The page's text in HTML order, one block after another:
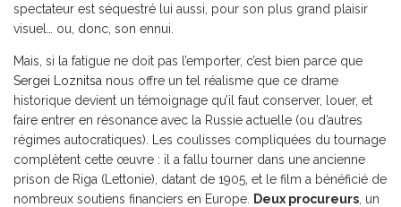
spectateur est séquestré lui aussi, pour son plus grand plaisir
visuel… ou, donc, son ennui.
Mais, si la fatigue ne doit pas l’emporter, c’est bien parce que
Sergei Loznitsa nous offre un tel réalisme que ce drame
historique devient un témoignage qu’il faut conserver, louer, et
faire entrer en résonance avec la Russie actuelle (ou d’autres
régimes autocratiques). Les coulisses compliquées du tournage
complètent cette œuvre : il a fallu tourner dans une ancienne
prison de Riga (Lettonie), datant de 1905, et le film a bénéficié de
nombreux soutiens financiers en Europe.
Deux procureurs , un